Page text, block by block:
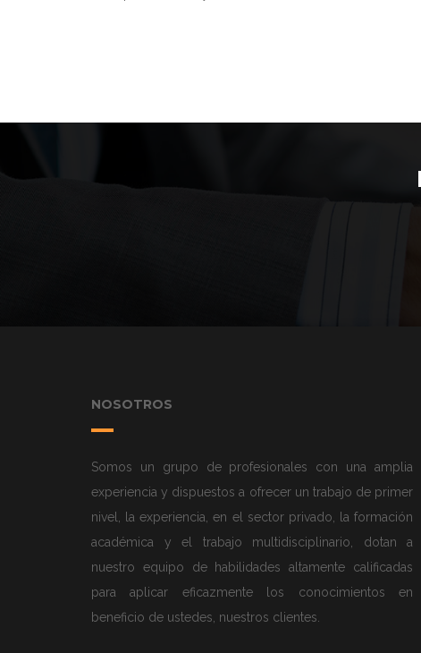
NOSOTROS
Somos un grupo de profesionales con una amplia
experiencia y dispuestos a ofrecer un trabajo de primer
nivel, la experiencia, en el sector privado, la formación
académica y el trabajo multidisciplinario, dotan a
nuestro equipo de habilidades altamente calificadas
para aplicar eficazmente los conocimientos en
beneficio de ustedes, nuestros clientes.